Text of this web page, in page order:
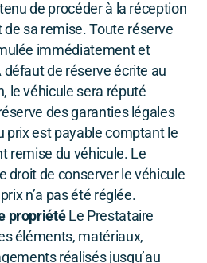
de procéder à la réception
sa remise. Toute réserve
immédiatement et
de réserve écrite au
le véhicule sera réputé
des garanties légales
prix est payable comptant le
remise du véhicule. Le
droit de conserver le véhicule
n’a pas été réglée.
propriétéLe Prestataire
éléments, matériaux,
réalisés jusqu’au